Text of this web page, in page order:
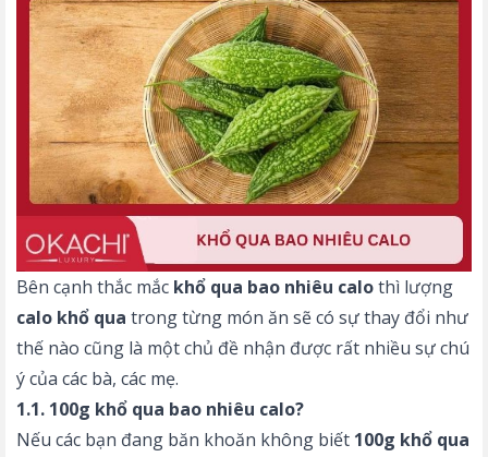
Bên cạnh thắc mắc khổ qua bao nhiêu calothì lượng
calo khổ qua trong từng món ăn sẽ có sự thay đổi như
thế nào cũng là một chủ đề nhận được rất nhiều sự chú
ý của các bà, các mẹ.
1.1. 100g khổ qua bao nhiêu calo?
Nếu các bạn đang băn khoăn không biết 100g khổ qua